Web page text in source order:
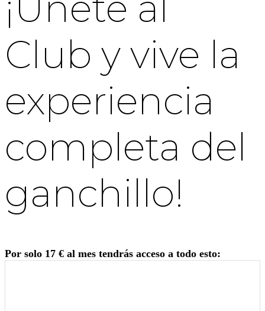
Club y vive la
experiencia
completa del
ganchillo!
Por solo 17 € al mes tendrás acceso a todo esto: